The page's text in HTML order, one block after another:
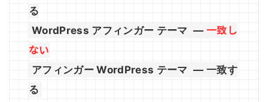
る
WordPress アフィンガー テーマ — 一致し
ない
アフィンガー WordPress テーマ — 一致す
る